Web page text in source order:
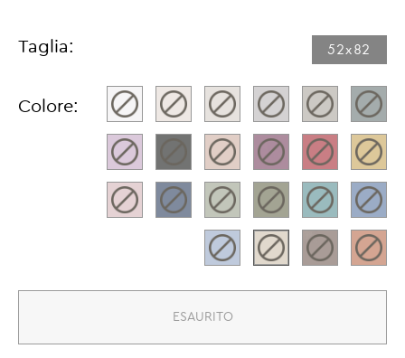
Taglia: 52x82​
Colore:
ESAURITO